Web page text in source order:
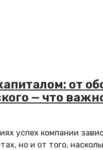
от
— что
успех компании
но и от того,